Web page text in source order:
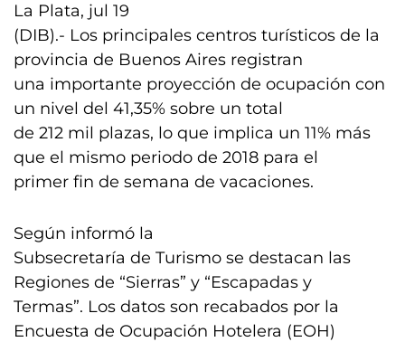
La Plata, jul 19
(DIB).- Los principales centros turísticos de la
provincia de Buenos Aires registran
una importante proyección de ocupación con
un nivel del 41,35% sobre un total
de 212 mil plazas, lo que implica un 11% más
que el mismo periodo de 2018 para el
primer fin de semana de vacaciones.
Según informó la
Subsecretaría de Turismo se destacan las
Regiones de “Sierras” y “Escapadas y
Termas”. Los datos son recabados por la
Encuesta de Ocupación Hotelera (EOH)